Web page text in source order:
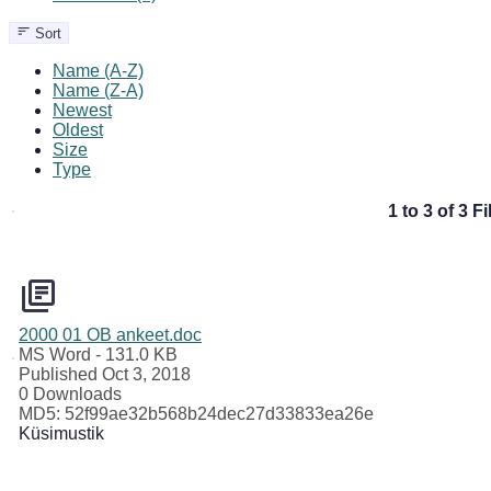
Sort
Name (A-Z)
Name (Z-A)
Newest
Oldest
Size
Type
1 to 3 of 3
2000 01 OB ankeet.doc
MS Word - 131.0 KB
Published Oct 3, 2018
0 Downloads
MD5: 52f99ae32b568b24dec27d33833ea26e
Küsimustik